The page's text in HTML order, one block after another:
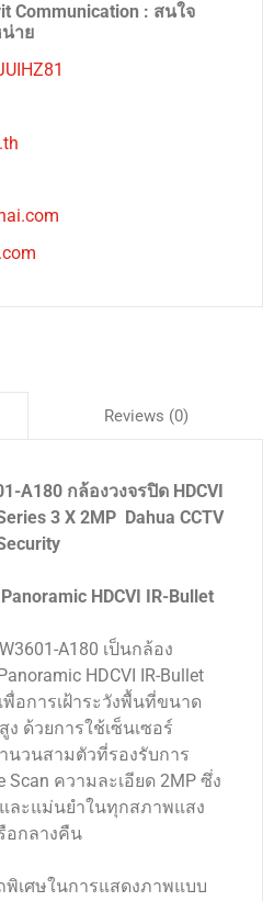
Communication : สนใจ
าย
Reviews (0)
A180 กล้องวงจรปิด HDCVI
3 X 2MP Dahua CCTV
HDCVI IR-Bullet
A180 เป็นกล้อง
HDCVI IR-Bullet
อการเฝ้าระวังพื้นที่ขนาด
ด้วยการใช้เซ็นเซอร์
นวนสามตัวที่รองรับการ
Scan ความละเอียด 2MP ซึ่ง
ละแม่นยำในทุกสภาพแสง
อกลางคืน
เศษในการแสดงภาพแบบ